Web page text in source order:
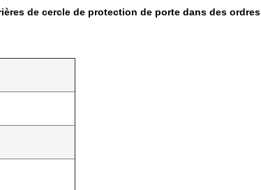
de cercle de protection de porte dans des ordres